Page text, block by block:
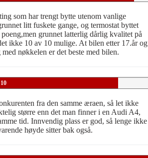
som har trengt bytte utenom vanlige
litt fuskete gange, og termostat byttet
grunnet latterlig dårlig kvalitet på
ikke 10 av 10 mulige. At bilen etter 17.år og
nøkkelen er det beste med bilen.
fra den samme æraen, så let ikke
større enn det man finner i en Audi A4,
tid. Innvendig plass er god, så lenge ikke
høyde sitter bak også.